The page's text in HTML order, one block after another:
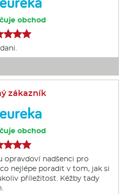
obchod
zákazník
obchod
opravdoví nadšenci pro
nejlépe poradit v tom, jak si
příležitost. Kéžby tady